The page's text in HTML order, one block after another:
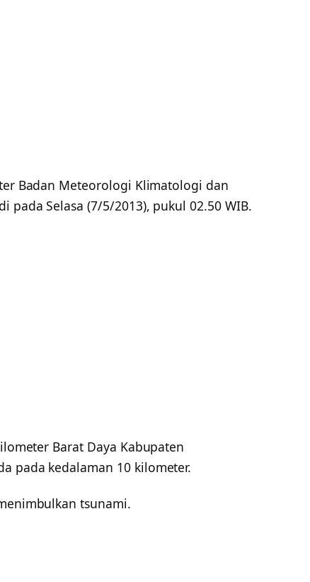
Badan Meteorologi Klimatologi dan
pada Selasa (7/5/2013), pukul 02.50 WIB.
Barat Daya Kabupaten
pada kedalaman 10 kilometer.
tsunami.